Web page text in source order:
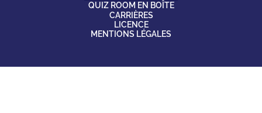
QUIZ ROOM EN BOÎTE
CARRIÈRES
LICENCE
MENTIONS LÉGALES